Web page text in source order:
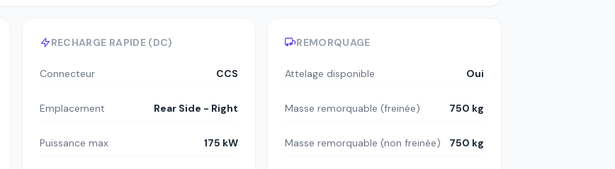
RECHARGE RAPIDE (DC)
Connecteur CCS
Emplacement Rear Side - Right
Puissance max 175 kW
REMORQUAGE
Attelage disponible Oui
Masse remorquable (freinée) 750 kg
Masse remorquable (non freinée) 750 kg